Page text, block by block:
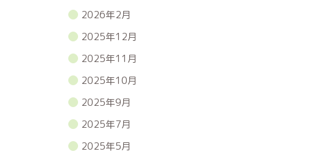
2026年2月
2025年12月
2025年11月
2025年10月
2025年9月
2025年7月
2025年5月